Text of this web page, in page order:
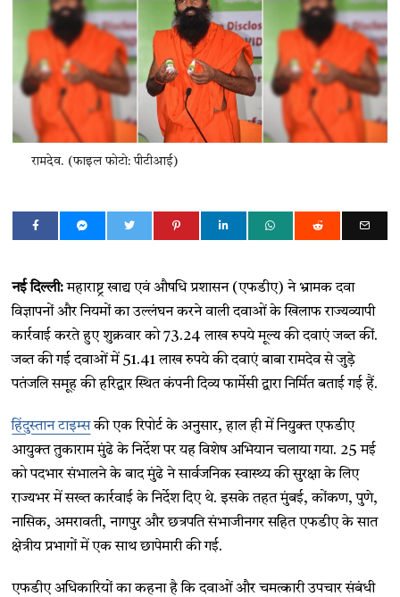
रामदेव. (फाइल फोटो: पीटीआई)
नई दिल्ली:महाराष्ट्र खाद्य एवं औषधि प्रशासन (एफडीए) ने भ्रामक दवा
विज्ञापनों और नियमों का उल्लंघन करने वाली दवाओं के खिलाफ राज्यव्यापी
कार्रवाई करते हुए शुक्रवार को 73.24 लाख रुपये मूल्य की दवाएं जब्त कीं.
जब्त की गई दवाओं में 51.41 लाख रुपये की दवाएं बाबा रामदेव से जुड़े
पतंजलि समूह की हरिद्वार स्थित कंपनी दिव्य फार्मेसी द्वारा निर्मित बताई गई हैं.
हिंदुस्तान टाइम्सकी एक रिपोर्ट के अनुसार, हाल ही में नियुक्त एफडीए
आयुक्त तुकाराम मुंढे के निर्देश पर यह विशेष अभियान चलाया गया. 25 मई
को पदभार संभालने के बाद मुंढे ने सार्वजनिक स्वास्थ्य की सुरक्षा के लिए
राज्यभर में सख्त कार्रवाई के निर्देश दिए थे. इसके तहत मुंबई, कोंकण, पुणे,
नासिक, अमरावती, नागपुर और छत्रपति संभाजीनगर सहित एफडीए के सात
क्षेत्रीय प्रभागों में एक साथ छापेमारी की गई.
एफडीए अधिकारियों का कहना है कि दवाओं और चमत्कारी उपचार संबंधी